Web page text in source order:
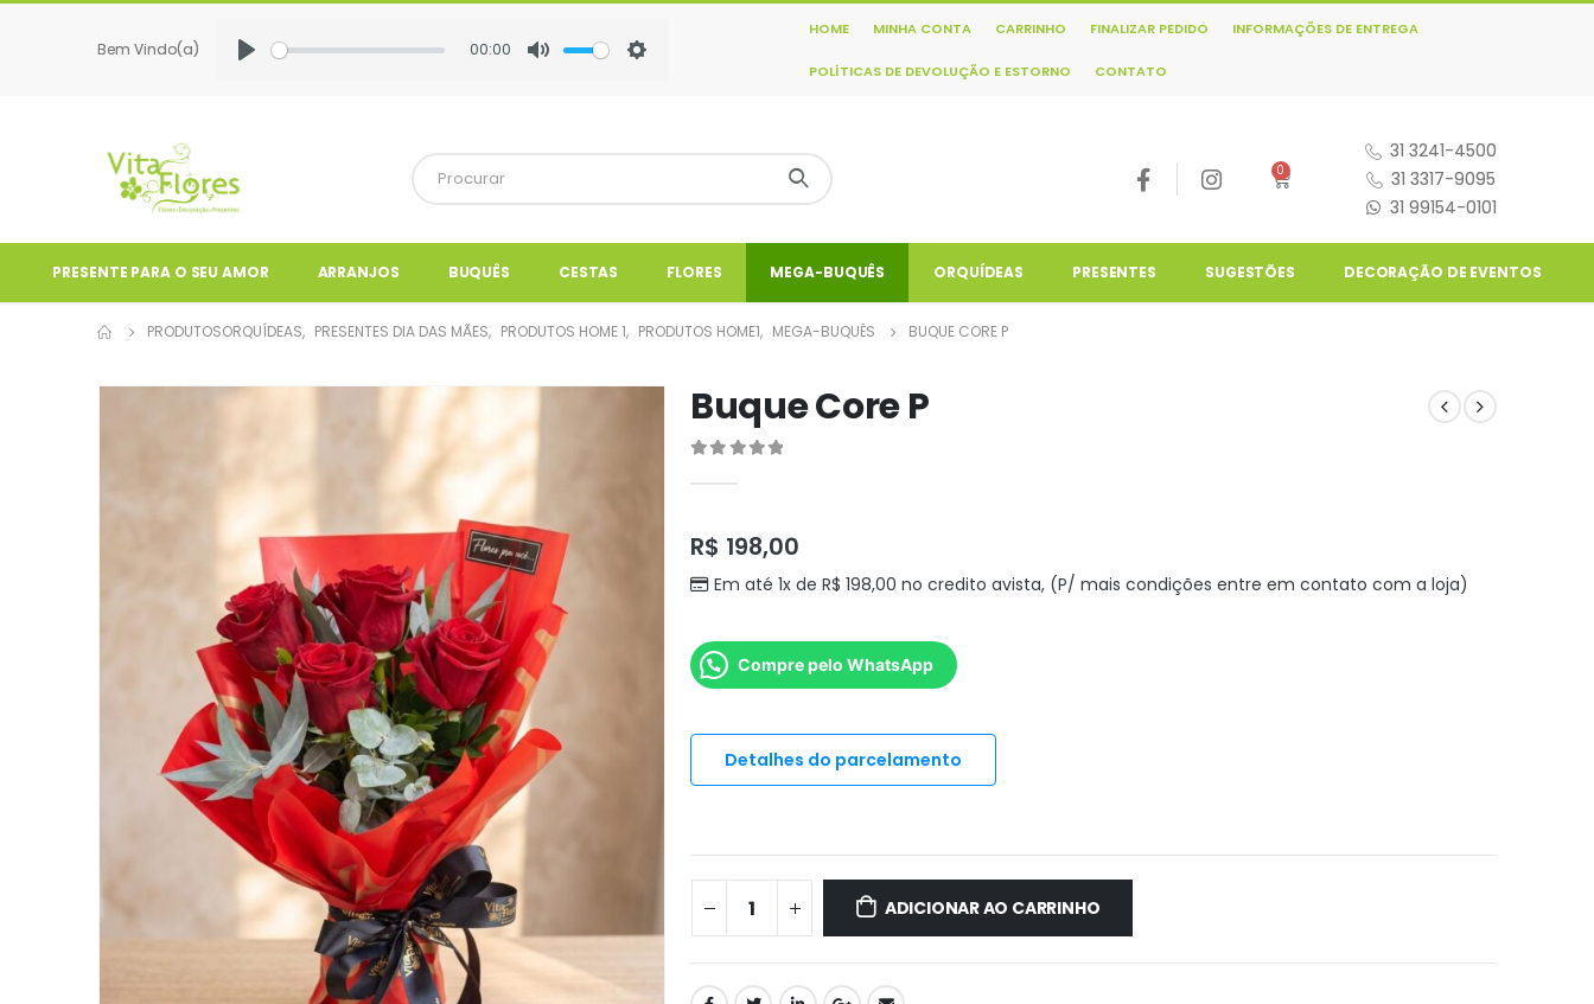
Bem Vindo(a) 00:00
HOME MINHA CONTA CARRINHO FINALIZAR PEDIDO INFORMAÇÕES DE ENTREGA
POLÍTICAS DE DEVOLUÇÃO E ESTORNO CONTATO
0
31 3241-4500
31 3317-9095
31 99154-0101
PRESENTE PARA O SEU AMOR ARRANJOS BUQUÊS CESTAS FLORES MEGA-BUQUÊS ORQUÍDEAS PRESENTES SUGESTÕES DECORAÇÃO DE EVENTOS
PRODUTOSORQUÍDEAS, PRESENTES DIA DAS MÃES, PRODUTOS HOME 1, PRODUTOS HOME1, MEGA-BUQUÊS BUQUE CORE P
Buque Core P
R$ 198,00
Em até 1x de R$ 198,00 no credito avista, (P/ mais condições entre em contato com a loja)
Compre pelo WhatsApp
Detalhes do parcelamento
ADICIONAR AO CARRINHO